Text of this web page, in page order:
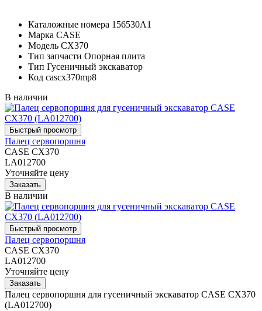
Каталожные номера 156530A1
Марка CASE
Модель CX370
Тип запчасти Опорная плита
Тип Гусеничный экскаватор
Код cascx370mp8
В наличии
Палец сервопоршня
CASE CX370
LA012700
Уточняйте цену
В наличии
Палец сервопоршня
CASE CX370
LA012700
Уточняйте цену
Палец сервопоршня для гусеничный экскаватор CASE CX370
(LA012700)